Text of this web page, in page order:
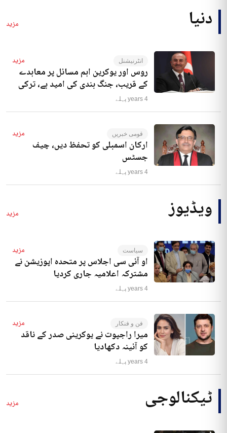
دنیا مزید
انٹرنیشنل مزید
روس اور یوکرین اہم مسائل پر معاہدے
کے قریب، جنگ بندی کی امید ہے، ترکی
4 years پہلے
قومی خبریں مزید
ارکان اسمبلی کو تحفظ دیں، چیف
جسٹس
4 years پہلے
ویڈیوز مزید
سیاست مزید
او آئی سی اجلاس پر متحدہ اپوزیشن نے
مشترکہ اعلامیہ جاری کردیا
4 years پہلے
فن و فنکار مزید
میرا راجپوت نے یوکرینی صدر کے ناقد
کو آئینہ دکھادیا
4 years پہلے
ٹیکنالوجی مزید